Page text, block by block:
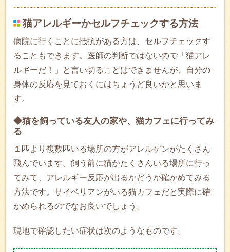
猫アレルギーかセルフチェックする方法
病院に行くことに抵抗がある方は、セルフチェックす
ることもできます。医師の判断ではないので「猫アレ
ルギーだ！」と言い切ることはできませんが、自分の
身体の反応を見ておくにはちょうど良いかと思いま
す。
◆猫を飼っている友人の家や、猫カフェに行ってみ
る
１匹より複数匹いる場所の方がアレルゲンがたくさん
飛んでいます。飼う前に猫がたくさんいる場所に行っ
てみて、アレルギー反応が出るかどうか確かめてみる
方法です。サイベリアンがいる猫カフェだと実際に確
かめられるのでなお良いでしょう。
現地で確認したい症状は次のようなものです。